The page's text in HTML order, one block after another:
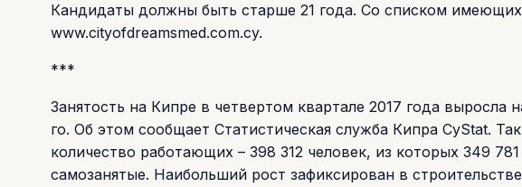
Кандидаты должны быть старше 21 года. Со списком
www.cityofdreamsmed.com.cy.
***
Занятость на Кипре в четвертом квартале 2017 года
го. Об этом сообщает Статистическая служба Кипра CyStat.
количество работающих – 398 312 человек, из которых 349
самозанятые. Наибольший рост зафиксирован в